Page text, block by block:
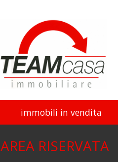
immobili in vendita
AREA RISERVATA